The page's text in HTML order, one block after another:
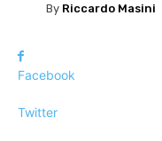
By Riccardo Masini
Facebook
Twitter